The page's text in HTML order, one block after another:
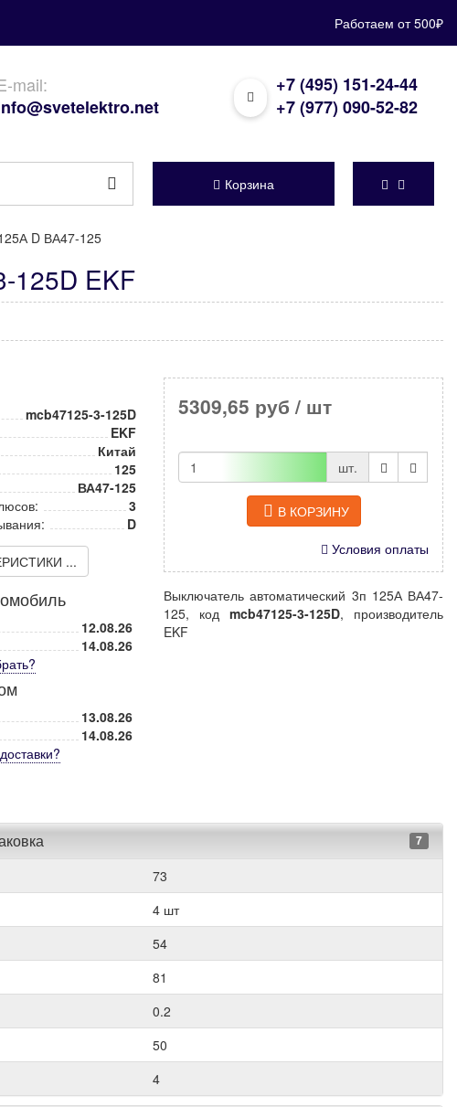
Работаем от 500₽
mail:
+7 (495) 151-24-44
+7 (977) 090-52-82
Корзина
D ВА47-125
125D EKF
mcb47125-3-125D
EKF
Китай
125
ВА47-125
3
D
...
12.08.26
14.08.26
13.08.26
14.08.26
доставки?
5309,65 руб / шт
шт.
В КОРЗИНУ
Условия оплаты
Выключатель автоматический 3п 125А ВА47-
125, код mcb47125-3-125D, производитель
EKF
7
73
4 шт
54
81
0.2
50
4